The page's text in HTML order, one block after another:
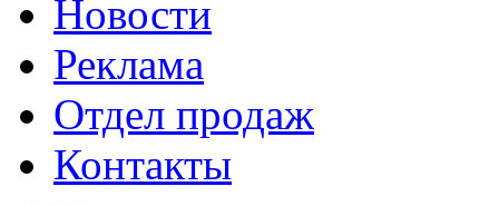
Новости
Реклама
Отдел продаж
Контакты